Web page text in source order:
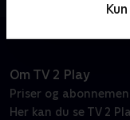
Om TV 2 Play
Priser og
Her kan du se TV 2